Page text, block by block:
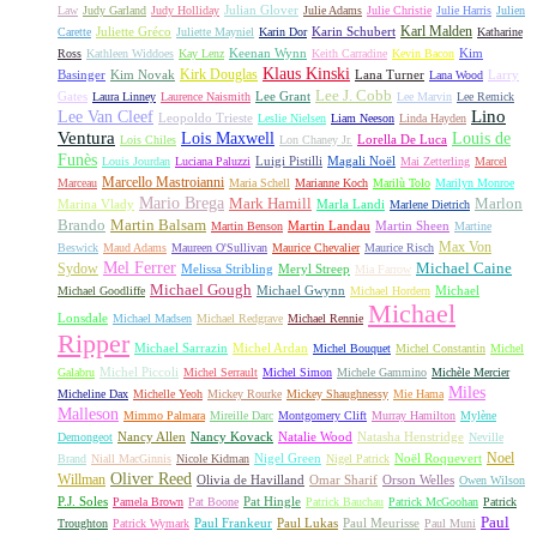
Law Judy Garland Judy Holliday Julian Glover Julie Adams Julie Christie Julie Harris Julien
Carette Juliette Gréco Juliette Mayniel Karin Dor Karin Schubert Karl Malden Katharine
Ross Kathleen Widdoes Kay Lenz Keenan Wynn Keith Carradine Kevin Bacon Kim
Basinger Kim Novak Kirk Douglas Klaus Kinski Lana Turner Lana Wood Larry
Gates Laura Linney Laurence Naismith Lee Grant Lee J. Cobb Lee Marvin Lee Remick
Lee Van Cleef Leopoldo Trieste Leslie Nielsen Liam Neeson Linda Hayden Lino
Ventura Lois Chiles Lois Maxwell Lon Chaney Jr. Lorella De Luca Louis de
Funès Louis Jourdan Luciana Paluzzi Luigi Pistilli Magali Noël Mai Zetterling Marcel
Marceau Marcello Mastroianni Maria Schell Marianne Koch Marilù Tolo Marilyn Monroe
Marina Vlady Mario Brega Mark Hamill Marla Landi Marlene Dietrich Marlon
Brando Martin Balsam Martin Benson Martin Landau Martin Sheen Martine
Beswick Maud Adams Maureen O'Sullivan Maurice Chevalier Maurice Risch Max Von
Sydow Mel Ferrer Melissa Stribling Meryl Streep Mia Farrow Michael Caine
Michael Goodliffe Michael Gough Michael Gwynn Michael Hordern Michael
Lonsdale Michael Madsen Michael Redgrave Michael Rennie Michael
Ripper Michael Sarrazin Michel Ardan Michel Bouquet Michel Constantin Michel
Galabru Michel Piccoli Michel Serrault Michel Simon Michele Gammino Michèle Mercier
Micheline Dax Michelle Yeoh Mickey Rourke Mickey Shaughnessy Mie Hama Miles
Malleson Mimmo Palmara Mireille Darc Montgomery Clift Murray Hamilton Mylène
Demongeot Nancy Allen Nancy Kovack Natalie Wood Natasha Henstridge Neville
Brand Niall MacGinnis Nicole Kidman Nigel Green Nigel Patrick Noël Roquevert Noel
Willman Oliver Reed Olivia de Havilland Omar Sharif Orson Welles Owen Wilson
P.J. Soles Pamela Brown Pat Boone Pat Hingle Patrick Bauchau Patrick McGoohan Patrick
Troughton Patrick Wymark Paul Frankeur Paul Lukas Paul Meurisse Paul Muni Paul